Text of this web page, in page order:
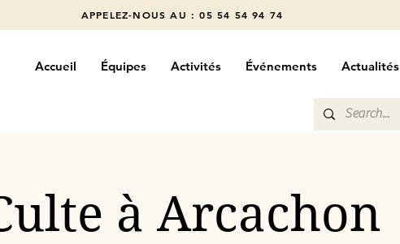
APPELEZ-NOUS AU : 05 54 54 94 74
Accueil Équipes Activités Événements Actualités
à Arcachon